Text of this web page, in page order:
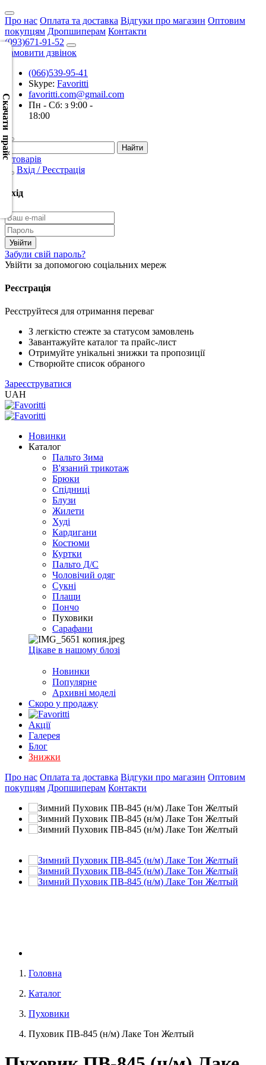
Про нас Оплата та доставка Відгуки про магазин Оптовим
покупцям Дропшиперам Контакти
(093)671-91-52
Замовити дзвінок
(066)539-95-41
Skype: Favoritti
favoritti.com@gmail.com
Пн - Сб: з 9:00 -
18:00
0 товарів
Вхід / Реєстрація
Вхід
Забули свій пароль?
Увійти за допомогою соціальних мереж
Реєстрація
Реєструйтеся для отримання переваг
З легкістю стежте за статусом замовлень
Завантажуйте каталог та прайс-лист
Отримуйте унікальні знижки та пропозиції
Створюйте список обраного
Зареєструватися
UAH
Новинки
Каталог
Пальто Зима
В'язаний трикотаж
Брюки
Спідниці
Блузи
Жилети
Худі
Кардигани
Костюми
Куртки
Пальто Д/С
Чоловічий одяг
Сукні
Плащи
Пончо
Пуховики
Сарафани
Цікаве в нашому блозі
Новинки
Популярне
Архивні моделі
Скоро у продажу
Акції
Галерея
Блог
Знижки
Про нас Оплата та доставка Відгуки про магазин Оптовим
покупцям Дропшиперам Контакти
Головна
Каталог
Пуховики
Пуховик ПВ-845 (н/м) Лаке Тон Желтый
Скачати прайс
Скачать
XML
(Розн.)
Скачать
XML
(Опт)
CSV
Скачать
CSV
(Опт)
XLS
EXCEL
(Розн.)
XLS
EXCEL
2005
(Опт)
XLSX